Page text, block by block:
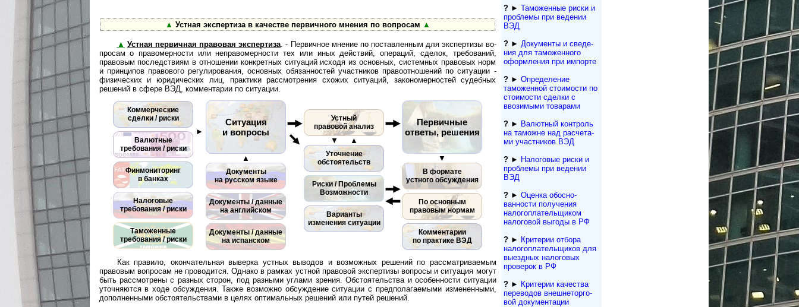
▲ Устная экспертиза в качестве первичного мнения по вопросам ▲
▲ Устная первичная правовая экспертиза . - Первичное мнение по поставленным для экспертизы во­
п­ро­сам о правомерности или неправомерности тех или иных действий, операций, сделок, требований,
правовым последствиям в отношении конкретных ситуаций исходя из основных, системных правовых норм
и принципов правового регулирования, основных обязанностей участников правоотношений по ситуации -
физических и юридических лиц, практики рассмотрения схожих ситуаций, закономерностей судебных
решений в сфере ВЭД, комментарии по ситуации.
Коммерческие
сделки / риски
Валютные
требования / риски
Финмониторинг
в банках
Налоговые
требования / риски
Таможенные
требования / риски
►
Ситуация
и вопросы
▲
Документы
на русском языке
Документы / данные
на английском
Документы / данные
на испанском
Устный
правовой анализ
▼ ▲
Уточнение
обстоятельств
Риски / Проблемы
Возможности
Варианты
изменения ситуации
Первичные
ответы, решения
▼
В формате
устного обсуждения
По основным
правовым нормам
Комментарии
по практике ВЭД
Как правило, окончательная выверка устных выводов и возможных решений по рассматриваемым
правовым вопросам не проводится. Однако в рамках устной правовой экспертизы вопросы и ситуация могут
быть рассмотрены с разных сторон, под разными углами зрения. Обстоятельства и особенности ситуации
уточняются в ходе обсуждения. Также возможно обсуждение ситуации с предполагаемыми измененными,
дополненными обстоятельствами в целях оптимальных решений или путей решений.
?► Таможенные риски и
проблемы при ведении
ВЭД
?► Документы и све­де­
ния для та­мо­жен­но­го
офор­м­ле­ния при импорте
?► Определение
таможенной стоимости по
стоимости сделки с
ввозимыми товарами
?► Валютный контроль
на таможне над рас­че­та­
ми участников ВЭД
?► Налоговые риски и
проблемы при ведении
ВЭД
?► Оценка обосно­
ванности получения
налогоплательщиком
налоговой выгоды в РФ
?► Критерии отбора
налогоплательщиков для
выездных налоговых
проверок в РФ
?► Критерии качества
переводов внешне­тор­го­
вой документации